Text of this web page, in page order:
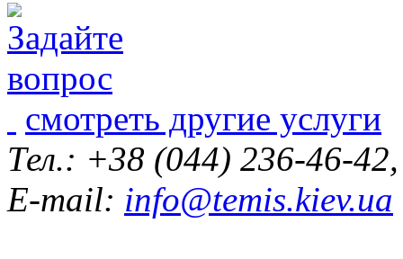
смотреть другие услуги
Тел.: +38 (044) 236-46-
E-mail: info@temis.kiev.ua